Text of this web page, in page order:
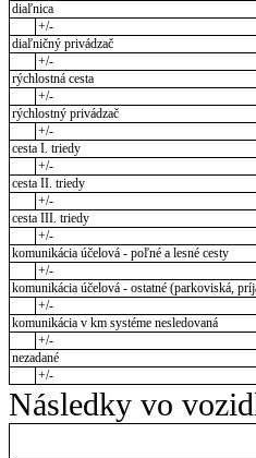
diaľnica
+/-
diaľničný privádzač
+/-
rýchlostná cesta
+/-
rýchlostný privádzač
+/-
cesta I. triedy
+/-
cesta II. triedy
+/-
cesta III. triedy
+/-
komunikácia účelová - poľné a lesné cesty
+/-
komunikácia účelová - ostatné (parkoviská,
+/-
komunikácia v km systéme nesledovaná
+/-
nezadané
+/-
Následky vo